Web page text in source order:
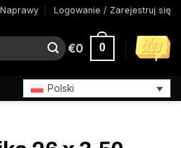
Naprawy Logowanie / Zarejestruj się
€0 0
Polski